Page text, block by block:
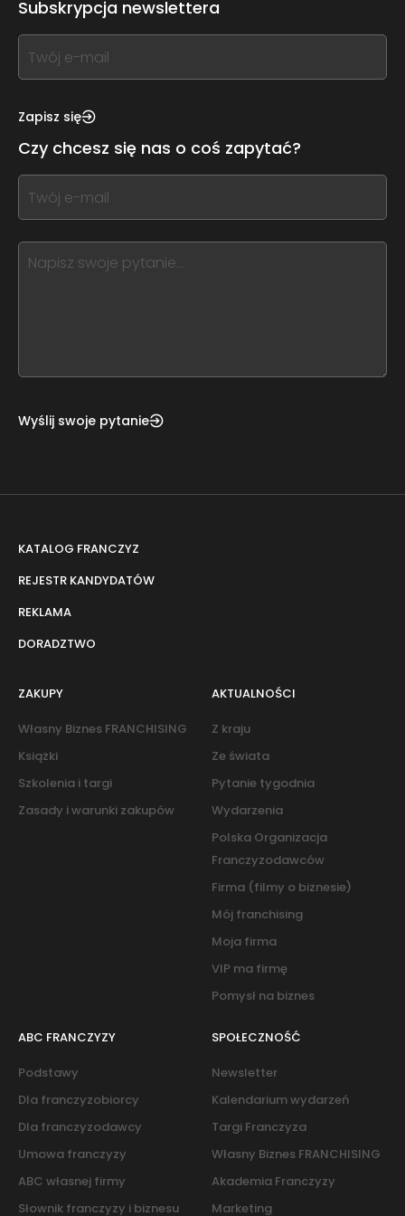
Subskrypcja newslettera
If
you
this,
this
form
field
blank
Zapisz się
Czy chcesz się nas o coś zapytać?
If
you
this,
leave
Wyślij swoje pytanie
KATALOG FRANCZYZ
REJESTR KANDYDATÓW
REKLAMA
DORADZTWO
ZAKUPY
Własny Biznes FRANCHISING
Książki
Szkolenia i targi
Zasady i warunki zakupów
AKTUALNOŚCI
Z kraju
Ze świata
Pytanie tygodnia
Wydarzenia
Polska Organizacja
Franczyzodawców
Firma (filmy o biznesie)
Mój franchising
Moja firma
VIP ma firmę
Pomysł na biznes
ABC FRANCZYZY
Podstawy
Dla franczyzobiorcy
Dla franczyzodawcy
Umowa franczyzy
ABC własnej firmy
Słownik franczyzy i biznesu
SPOŁECZNOŚĆ
Newsletter
Kalendarium wydarzeń
Targi Franczyza
Własny Biznes FRANCHISING
Akademia Franczyzy
Marketing